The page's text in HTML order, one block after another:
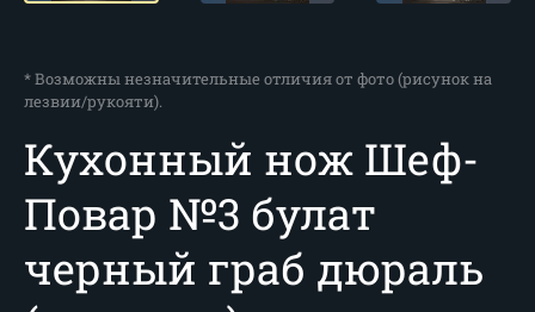
* Возможны незначительные отличия от фото (рисунок на
лезвии/рукояти).
Кухонный нож Шеф-
Повар №3 булат
черный граб дюраль